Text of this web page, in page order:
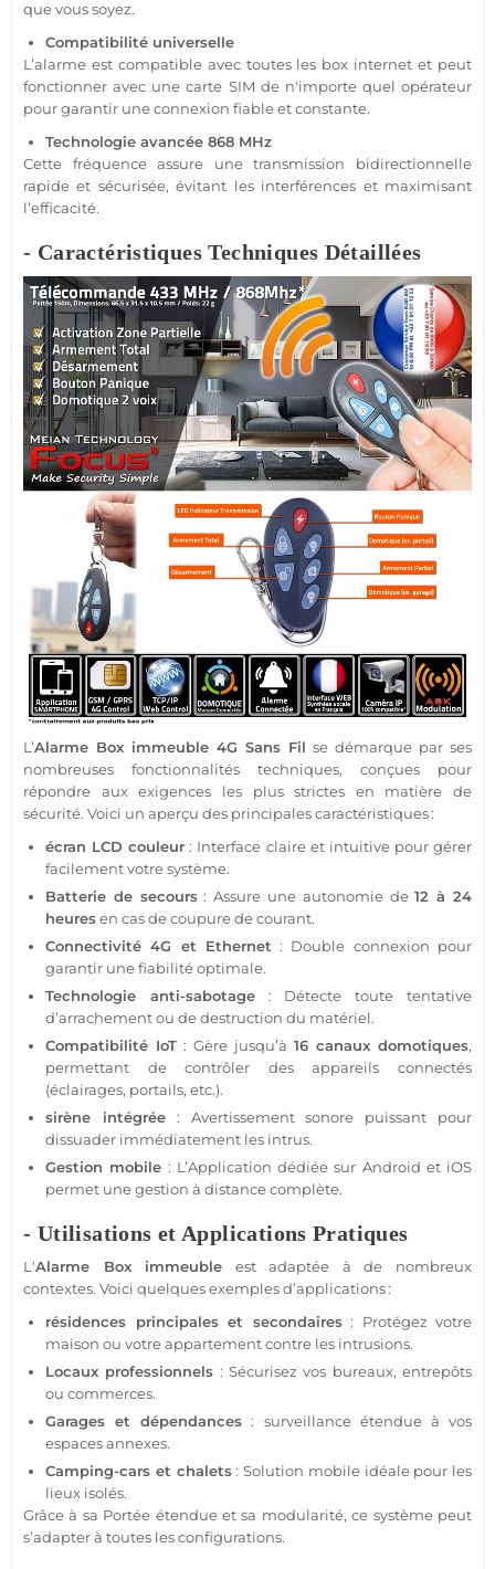
que vous soyez.
Compatibilité universelle
L’alarme est compatibleavec toutes les box internet et peut
fonctionner avec unecarte SIM de n'importe quel opérateur
pour garantir une connexion fiableet constante.
Technologie avancée 868 MHz
Cette fréquence assure unetransmission bidirectionnelle
rapide et sécurisée, évitant les interférences et maximisant
l’efficacité.
- Caractéristiques Techniques Détaillées
L’Alarme Box immeuble 4G Sans Fil se démarque par ses
nombreuses fonctionnalités techniques, conçues pour
répondre aux exigences les plus strictes en matière de
sécurité. Voici un aperçu des principales caractéristiques :
écran LCD couleur : Interface claire et intuitive pour gérer
facilement votresystème.
Batterie de secours: Assure une autonomie de12 à 24
heuresen cas de coupure de courant.
Connectivité4G et Ethernet : Double connexion pour
garantir une fiabilité optimale.
Technologie anti-sabotage: Détecte toute tentative
d’arrachement ou de destruction du matériel.
Compatibilité IoT : Gère jusqu’à 16 canaux domotiques,
permettant de contrôler des appareils connectés
(éclairages, portails, etc.).
sirène intégrée: Avertissement sonore puissant pour
dissuader immédiatement les intrus.
Gestion mobile : L’Application dédiée sur Android et iOS
permet une gestion à distance complète.
- Utilisations et Applications Pratiques
L'Alarme Box immeuble est adaptée à de nombreux
contextes. Voici quelques exemples d’applications :
résidences principales et secondaires: Protégez votre
maison ou votreappartementcontre les intrusions.
Locaux professionnels : Sécurisez vos bureaux, entrepôts
ou commerces.
Garages et dépendances : surveillanceétendue à vos
espaces annexes.
Camping-cars et chalets: Solution mobile idéale pour les
lieux isolés.
Grâce à sa Portée étendue et sa modularité, ce systèmepeut
s’adapter à toutes les configurations.